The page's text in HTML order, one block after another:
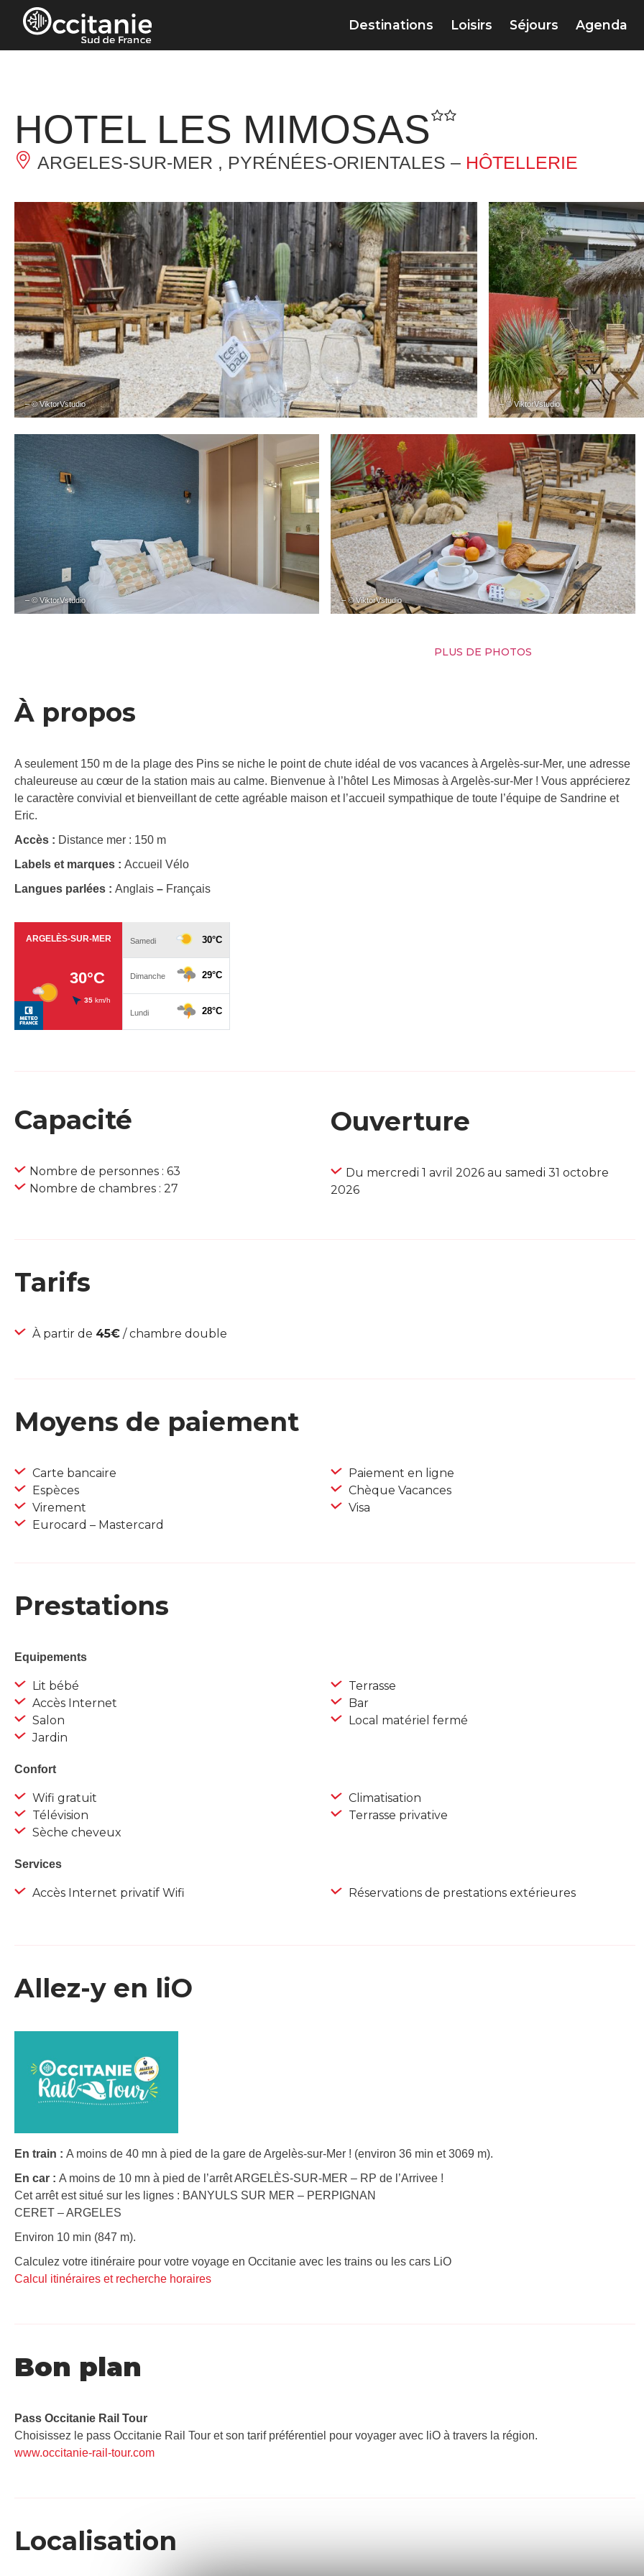
Panneau de gestion des cookies
Destinations Loisirs Séjours Agenda
HOTEL LES MIMOSAS
ARGELES-SUR-MER , PYRÉNÉES-ORIENTALES – HÔTELLERIE
– © ViktorVstudio – © ViktorVstudio
– © ViktorVstudio – © ViktorVstudio
PLUS DE PHOTOS
À propos
A seulement 150 m de la plage des Pins se niche le point de chute idéal de vos vacances à Argelès-sur-Mer, une adresse
chaleureuse au cœur de la station mais au calme. Bienvenue à l’hôtel Les Mimosas à Argelès-sur-Mer ! Vous apprécierez
le caractère convivial et bienveillant de cette agréable maison et l’accueil sympathique de toute l’équipe de Sandrine et
Eric.
Accès : Distance mer : 150 m
Labels et marques : Accueil Vélo
Langues parlées : Anglais – Français
Capacité
Nombre de personnes : 63
Nombre de chambres : 27
Ouverture
Du mercredi 1 avril 2026 au samedi 31 octobre
2026
Tarifs
À partir de 45€ / chambre double
Moyens de paiement
Carte bancaire
Espèces
Virement
Eurocard – Mastercard
Paiement en ligne
Chèque Vacances
Visa
Prestations
Equipements
Lit bébé
Accès Internet
Salon
Jardin
Terrasse
Bar
Local matériel fermé
Confort
Wifi gratuit
Télévision
Sèche cheveux
Climatisation
Terrasse privative
Services
Accès Internet privatif Wifi Réservations de prestations extérieures
Allez-y en liO
En train : A moins de 40 mn à pied de la gare de Argelès-sur-Mer ! (environ 36 min et 3069 m).
En car : A moins de 10 mn à pied de l’arrêt ARGELÈS-SUR-MER – RP de l’Arrivee !
Cet arrêt est situé sur les lignes : BANYULS SUR MER – PERPIGNAN
CERET – ARGELES
Environ 10 min (847 m).
Calculez votre itinéraire pour votre voyage en Occitanie avec les trains ou les cars LiO
Calcul itinéraires et recherche horaires
Bon plan
Pass Occitanie Rail Tour​
Choisissez le pass Occitanie Rail Tour et son tarif préférentiel pour voyager avec liO à travers la région.
www.occitanie-rail-tour.com
Localisation